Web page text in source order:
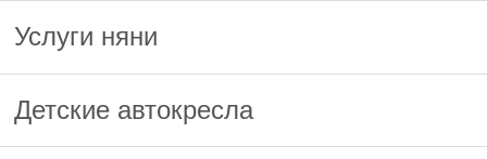
Услуги няни
Детские автокресла